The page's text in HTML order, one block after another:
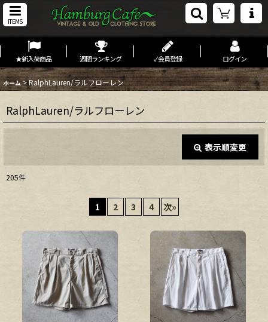
ITEMS
★新入荷商品 週間ランキング ✓会員登録 ログイン
ホーム >RalphLauren/ラルフローレン
RalphLauren/ラルフローレン
表示順変更
並び順:
205件
1 2 3 4 次»